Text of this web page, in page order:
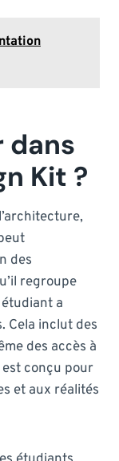
dans
Kit ?
des
regroupe
a
Cela inclut des
des accès à
est conçu pour
et aux réalités